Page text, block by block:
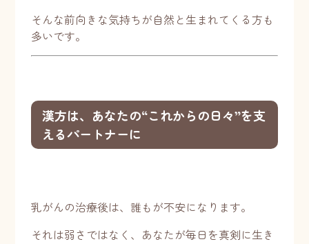
そんな前向きな気持ちが自然と生まれてくる方も
多いです。
漢方は、あなたの“これからの日々”を支
えるパートナーに
乳がんの治療後は、誰もが不安になります。
それは弱さではなく、あなたが毎日を真剣に生き